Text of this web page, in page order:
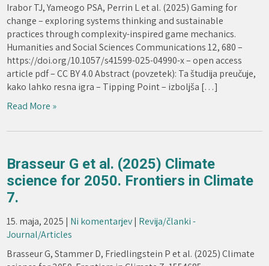
Irabor TJ, Yameogo PSA, Perrin L et al. (2025) Gaming for
change – exploring systems thinking and sustainable
practices through complexity-inspired game mechanics.
Humanities and Social Sciences Communications 12, 680 –
https://doi.org/10.1057/s41599-025-04990-x – open access
article pdf – CC BY 4.0 Abstract (povzetek): Ta študija preučuje,
kako lahko resna igra – Tipping Point – izboljša […]
Read More »
Brasseur G et al. (2025) Climate
science for 2050. Frontiers in Climate
7.
15. maja, 2025 | Ni komentarjev| Revija/članki -
Journal/Articles
Brasseur G, Stammer D, Friedlingstein P et al. (2025) Climate